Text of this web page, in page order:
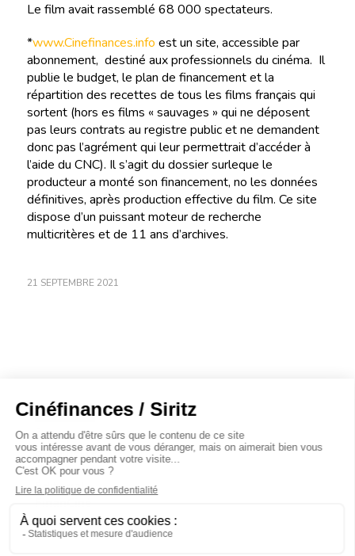
Le film avait rassemblé 68 000 spectateurs.
*www.Cinefinances.info est un site, accessible par
abonnement, destiné aux professionnels du cinéma. Il
publie le budget, le plan de financement et la
répartition des recettes de tous les films français qui
sortent (hors es films « sauvages » qui ne déposent
pas leurs contrats au registre public et ne demandent
donc pas l’agrément qui leur permettrait d’accéder à
l’aide du CNC). Il s’agit du dossier surleque le
producteur a monté son financement, no les données
définitives, après production effective du film. Ce site
dispose d’un puissant moteur de recherche
multicritères et de 11 ans d’archives.
21 SEPTEMBRE 2021
À propos
Baromètres
Cinéscoop
Éditorial
Le Carrefour